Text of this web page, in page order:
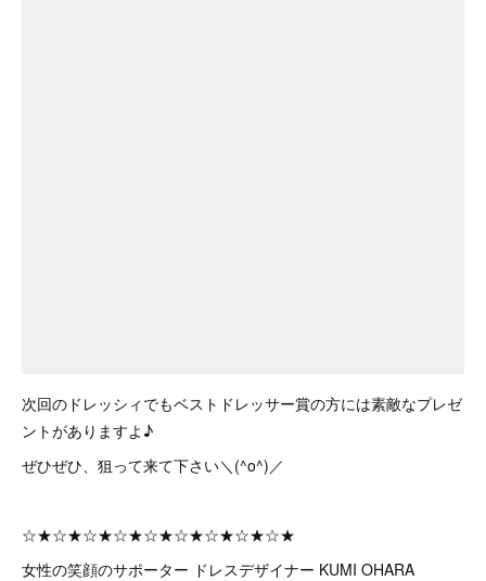
次回のドレッシィでもベストドレッサー賞の方には素敵なプレゼ
ントがありますよ♪
ぜひぜひ、狙って来て下さい＼(^o^)／
☆★☆★☆★☆★☆★☆★☆★☆★☆★
女性の笑顔のサポーター ドレスデザイナー KUMI OHARA